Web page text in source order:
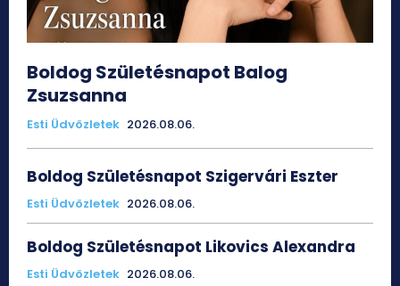
Boldog Születésnapot Balog
Zsuzsanna
Esti Üdvözletek 2026.08.06.
Boldog Születésnapot Szigervári Eszter
Esti Üdvözletek 2026.08.06.
Boldog Születésnapot Likovics Alexandra
Esti Üdvözletek 2026.08.06.